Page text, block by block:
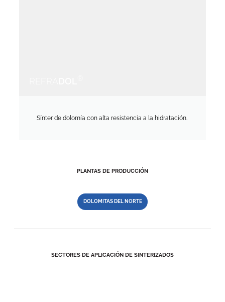
Sínter de dolomía con alta resistencia a la hidratación.
PLANTAS DE PRODUCCIÓN
DOLOMITAS DEL NORTE
SECTORES DE APLICACIÓN DE SINTERIZADOS